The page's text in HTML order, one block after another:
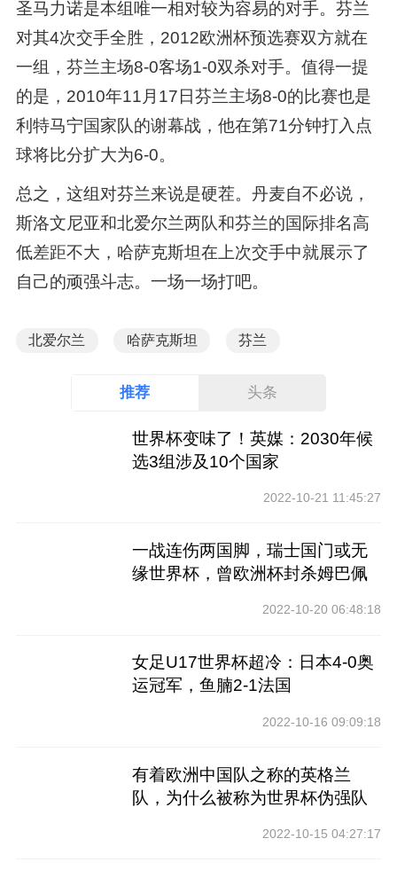
圣马力诺是本组唯一相对较为容易的对手。芬兰
对其4次交手全胜，2012欧洲杯预选赛双方就在
一组，芬兰主场8-0客场1-0双杀对手。值得一提
的是，2010年11月17日芬兰主场8-0的比赛也是
利特马宁国家队的谢幕战，他在第71分钟打入点
球将比分扩大为6-0。
总之，这组对芬兰来说是硬茬。丹麦自不必说，
斯洛文尼亚和北爱尔兰两队和芬兰的国际排名高
低差距不大，哈萨克斯坦在上次交手中就展示了
自己的顽强斗志。一场一场打吧。
北爱尔兰 哈萨克斯坦 芬兰
推荐 头条
世界杯变味了！英媒：2030年候
选3组涉及10个国家
2022-10-21 11:45:27
一战连伤两国脚，瑞士国门或无
缘世界杯，曾欧洲杯封杀姆巴佩
2022-10-20 06:48:18
女足U17世界杯超冷：日本4-0奥
运冠军，鱼腩2-1法国
2022-10-16 09:09:18
有着欧洲中国队之称的英格兰
队，为什么被称为世界杯伪强队
2022-10-15 04:27:17